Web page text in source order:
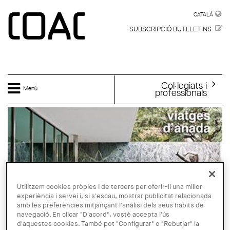
CATALÀ
SUBSCRIPCIÓ BUTLLETINS
Menú Col·legiats i
professionals
Utilitzem cookies pròpies i de tercers per oferir-li una millor
experiència i servei i, si s'escau, mostrar publicitat relacionada
amb les preferències mitjançant l'anàlisi dels seus hàbits de
navegació. En clicar "D'acord", vostè accepta l'ús
d'aquestes cookies. També pot "Configurar" o "Rebutjar" la